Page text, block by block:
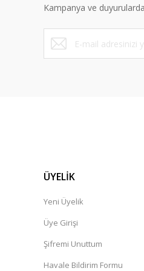
Ürün fiyatı diğer
Bu ürüne benzer
Kampanya ve
ÜYELİK
Yeni Üyelik
Üye Girişi
Şifremi Unuttum
Havale Bildirim Formu